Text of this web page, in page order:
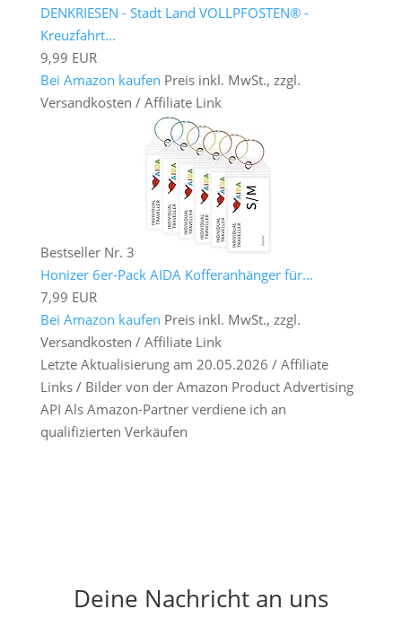
DENKRIESEN - Stadt Land VOLLPFOSTEN® -
Kreuzfahrt...
9,99 EUR
Bei Amazon kaufen Preis inkl. MwSt., zzgl.
Versandkosten / Affiliate Link
Bestseller Nr. 3
Honizer 6er-Pack AIDA Kofferanhänger für...
7,99 EUR
Bei Amazon kaufen Preis inkl. MwSt., zzgl.
Versandkosten / Affiliate Link
Letzte Aktualisierung am 20.05.2026 / Affiliate
Links / Bilder von der Amazon Product Advertising
API Als Amazon-Partner verdiene ich an
qualifizierten Verkäufen
Deine Nachricht an uns